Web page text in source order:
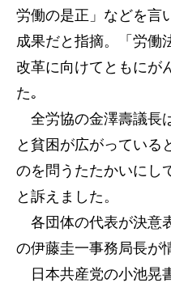
労働の是正」などを言
成果だと指摘。「労働
改革に向けてともにが
た｡
全労協の金澤壽議長
と貧困が広がっている
のを問うたたかいにし
と訴えました。
各団体の代表が決意
の伊藤圭一事務局長が
日本共産党の小池晃